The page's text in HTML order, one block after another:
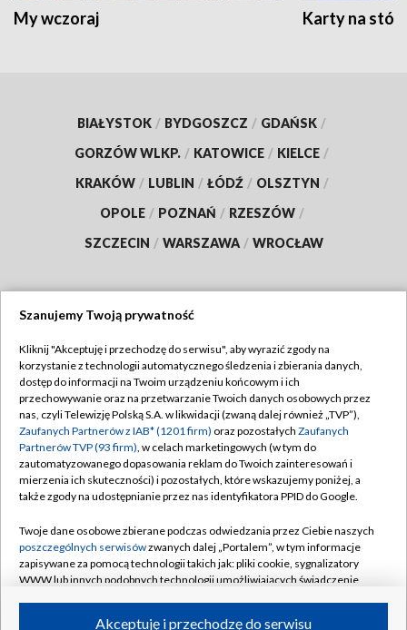
My wczoraj Karty na
BIAŁYSTOK / BYDGOSZCZ / GDAŃSK /
GORZÓW WLKP. / KATOWICE / KIELCE /
KRAKÓW / LUBLIN / ŁÓDŹ / OLSZTYN /
OPOLE / POZNAŃ / RZESZÓW /
SZCZECIN / WARSZAWA / WROCŁAW
TVP
Abonament TVP
Emisja w TVP
Centrum informacji TVP
Naziemna Telewizja Cyfrowa
Rada Programowa
System NOS
Informacje o nadawcy
Regulamin TVP
Polityka prywatności
Moje zgody
Pomoc
Kontakt
Kanały
Szanujemy Twoją prywatność
Kliknij "Akceptuję i przechodzę do serwisu", aby wyrazić zgody na
korzystanie z technologii automatycznego śledzenia i zbierania danych,
dostęp do informacji na Twoim urządzeniu końcowym i ich
przechowywanie oraz na przetwarzanie Twoich danych osobowych przez
nas, czyli Telewizję Polską S.A. w likwidacji (zwaną dalej również „TVP”),
Zaufanych Partnerów z IAB* (1201 firm) oraz pozostałych Zaufanych
Partnerów TVP (93 firm), w celach marketingowych (w tym do
zautomatyzowanego dopasowania reklam do Twoich zainteresowań i
mierzenia ich skuteczności) i pozostałych, które wskazujemy poniżej, a
także zgody na udostępnianie przez nas identyfikatora PPID do Google.
Twoje dane osobowe zbierane podczas odwiedzania przez Ciebie naszych
poszczególnych serwisówzwanych dalej „Portalem”, w tym informacje
zapisywane za pomocą technologii takich jak: pliki cookie, sygnalizatory
WWW lub innych podobnych technologii umożliwiających świadczenie
Akceptuję i przechodzę do serwisu